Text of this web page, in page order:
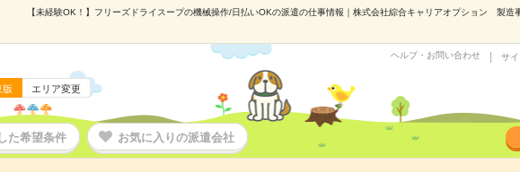
【未経験OK！】フリーズドライスープの機械操作/日払いOKの派遣の仕事情報｜株式会社綜合キャリアオプション 製造
版 エリア変更
ヘルプ・お問い合わせ サ
た希望条件 お気に入りの派遣会社